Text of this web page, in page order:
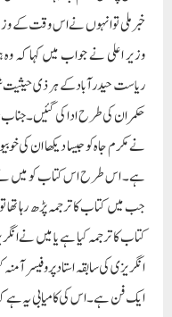
خبر ملی تو انہوں نے اس وقت کے
وزیر اعلی نے جواب میں کہا کہ
ریاست حیدرآباد کے ہر ذی
حکمران کی طرح ادا کی
نے مکرم جاہ کو جیسا دیکھا ان کی
ہے۔ اس طرح اس کتاب کو میں نے
جب میں کتاب کا ترجمہ پڑھ رہا تھا
کتاب کا ترجمہ کیا ہے یا میں نے
انگریزی کی سابقہ استاد پروفیسر
ایک فن ہے۔ اس کی کامیابی یہ ہے